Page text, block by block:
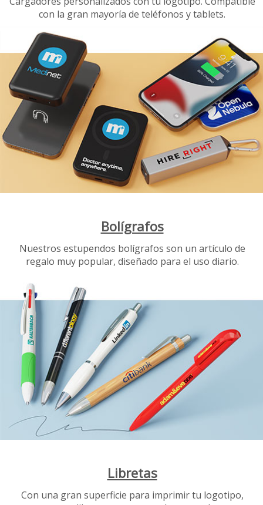
con la gran mayoría de teléfonos y tablets.
Bolígrafos
Nuestros estupendos bolígrafos son un artículo de
regalo muy popular, diseñado para el uso diario.
Libretas
Con una gran superficie para imprimir tu logotipo,